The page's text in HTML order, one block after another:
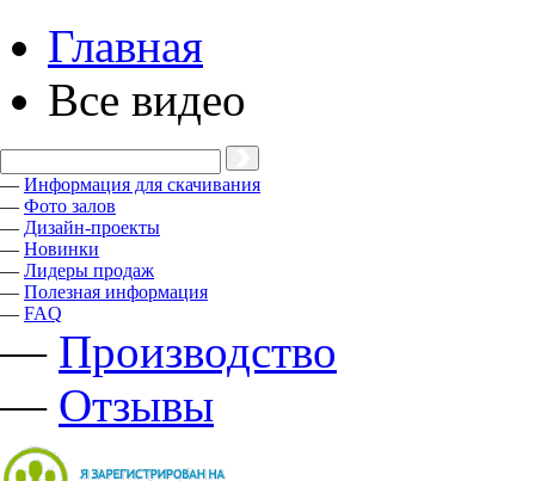
Главная
Все видео
— Информация для скачивания
— Фото залов
— Дизайн-проекты
— Новинки
— Лидеры продаж
— Полезная информация
— FAQ
— Производство
— Отзывы